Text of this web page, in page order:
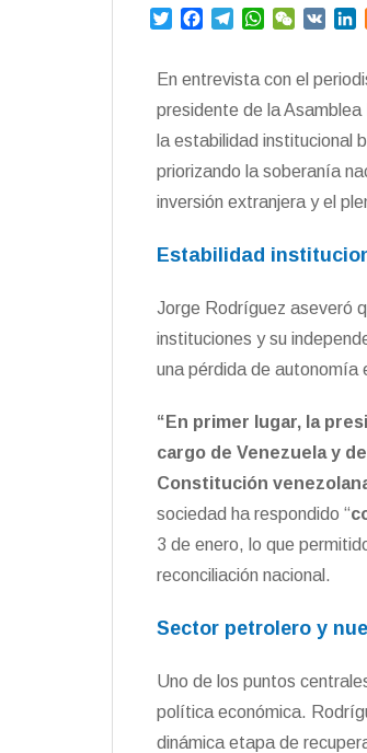
T
t
t
r
e
b
o
k
e
g
a
m
W
t
s
p
p
W
h
a
k
e
I
n
En entrevista con el
presidente de la
la estabilidad institucional
priorizando la soberanía
inversión extranjera y el
Estabilidad
Jorge Rodríguez aseveró
instituciones y su
una pérdida de autonomía
“En primer lugar, la
cargo de Venezuela y
Constitución
sociedad ha respondido “
3 de enero, lo que
reconciliación nacional.
Sector petrolero y
Uno de los puntos
política económica.
dinámica etapa de